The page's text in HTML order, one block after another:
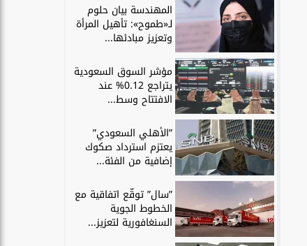
المهندسة بيان حلوم
لـ«طموح»: تأهيل المرأة
وتعزيز مبادئها...
مؤشر السوق السعودية
يتراجع 0.12% عند
الافتتاح وسط...
”الأهلي السعودي”
يعتزم استرداد صكوك
إضافية من الفئة...
”سال” توقّع اتفاقية مع
الخطوط الجوية
السنغافورية لتعزيز...